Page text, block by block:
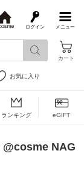
メニュー
ログイン
カート
お気に入り
ランキング eGIFT
NAG